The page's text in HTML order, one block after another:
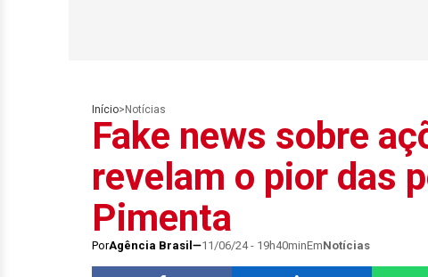
Início> Notícias
Fake news sobre
revelam o pior das
Pimenta
PorAgência Brasil 11/06/24 - 19h40minEmNotícias